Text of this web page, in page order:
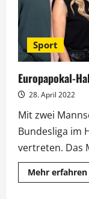
Sport
Europapokal-
28. April 2022
Mit zwei
Bundesliga im
vertreten. Das
Mehr erfahren